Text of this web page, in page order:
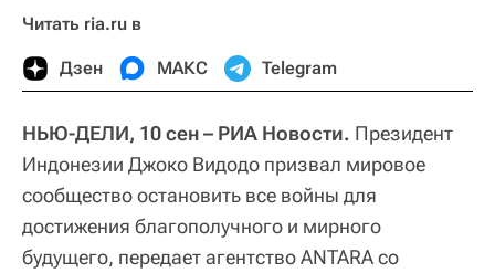
Читать ria.ru в
Дзен МАКС Telegram
НЬЮ-ДЕЛИ, 10 сен – РИА Новости. Президент
Индонезии Джоко Видодо призвал мировое
сообщество остановить все войны для
достижения благополучного и мирного
будущего, передает агентство ANTARA со